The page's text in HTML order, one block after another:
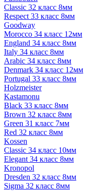
Classic 32 класс 8мм
Respect 33 класс 8мм
Goodway
Morocco 34 класс 12мм
England 34 класс 8мм
Italy 34 класс 8мм
Arabic 34 класс 8мм
Denmark 34 класс 12мм
Portugal 33 класс 8мм
Holzmeister
Kastamonu
Black 33 класс 8мм
Brown 32 класс 8мм
Green 31 класс 7мм
Red 32 класс 8мм
Kossen
Classic 34 класс 10мм
Elegant 34 класс 8мм
Kronopol
Dresden 32 класс 8мм
Sigma 32 класс 8мм